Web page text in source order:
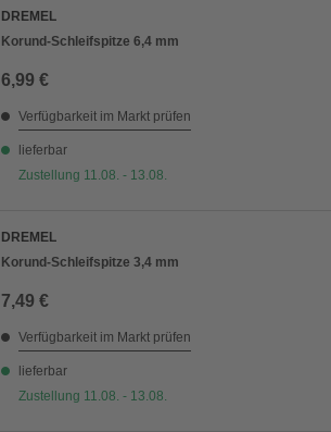
DREMEL
Korund-Schleifspitze 6,4 mm
6,99 €
Verfügbarkeit im Markt prüfen
lieferbar
Zustellung 11.08. - 13.08.
DREMEL
Korund-Schleifspitze 3,4 mm
7,49 €
Verfügbarkeit im Markt prüfen
lieferbar
Zustellung 11.08. - 13.08.